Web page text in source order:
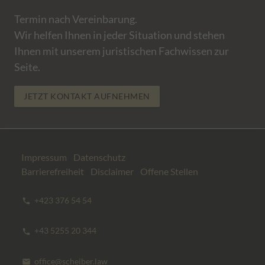
Termin nach Vereinbarung.
Wir helfen Ihnen in jeder Situation und stehen
Ihnen mit unserem juristischen Fachwissen zur
Seite.
JETZT KONTAKT AUFNEHMEN
Impressum Datenschutz
Barrierefreiheit
Disclaimer Offene Stellen
phone +423 376 54 54
phone +43 5255 20 344
mail office@scheiber.law